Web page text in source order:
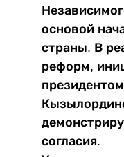
основой
страны. В
реформ,
согласия.